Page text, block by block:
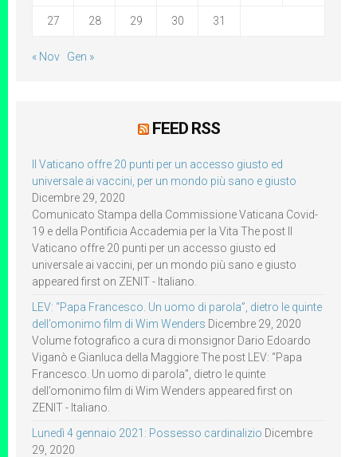
27 28 29 30 31
« Nov Gen »
FEED RSS
Il Vaticano offre 20 punti per un accesso giusto ed
universale ai vaccini, per un mondo più sano e giusto
Dicembre 29, 2020
Comunicato Stampa della Commissione Vaticana Covid-
19 e della Pontificia Accademia per la Vita The post Il
Vaticano offre 20 punti per un accesso giusto ed
universale ai vaccini, per un mondo più sano e giusto
appeared first on ZENIT - Italiano.
LEV: “Papa Francesco. Un uomo di parola”, dietro le quinte
dell’omonimo film di Wim Wenders Dicembre 29, 2020
Volume fotografico a cura di monsignor Dario Edoardo
Viganò e Gianluca della Maggiore The post LEV: “Papa
Francesco. Un uomo di parola”, dietro le quinte
dell’omonimo film di Wim Wenders appeared first on
ZENIT - Italiano.
Lunedì 4 gennaio 2021: Possesso cardinalizio Dicembre
29, 2020